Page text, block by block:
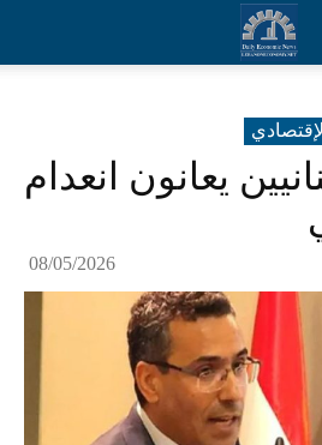
يعانون انعدام
08/05/2026